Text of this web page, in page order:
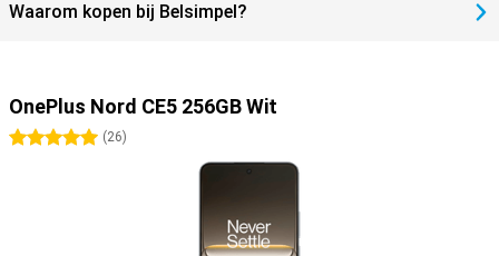
Waarom kopen bij Belsimpel?
OnePlus Nord CE5 256GB Wit
5 sterren
(26)